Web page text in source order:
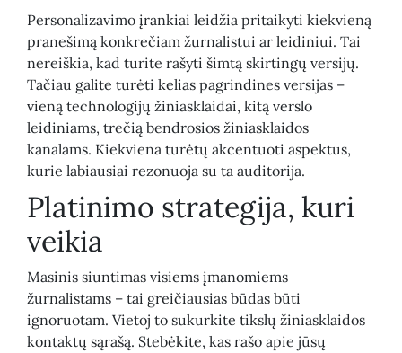
Personalizavimo įrankiai leidžia pritaikyti kiekvieną
pranešimą konkrečiam žurnalistui ar leidiniui. Tai
nereiškia, kad turite rašyti šimtą skirtingų versijų.
Tačiau galite turėti kelias pagrindines versijas –
vieną technologijų žiniasklaidai, kitą verslo
leidiniams, trečią bendrosios žiniasklaidos
kanalams. Kiekviena turėtų akcentuoti aspektus,
kurie labiausiai rezonuoja su ta auditorija.
Platinimo strategija, kuri
veikia
Masinis siuntimas visiems įmanomiems
žurnalistams – tai greičiausias būdas būti
ignoruotam. Vietoj to sukurkite tikslų žiniasklaidos
kontaktų sąrašą. Stebėkite, kas rašo apie jūsų